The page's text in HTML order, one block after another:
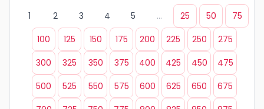
1
2 3 4 5 ... 25 50
75
100
125 150 175 200 225 250
275
300
325 350 375 400 425 450
475
500
525 550 575 600 625 650
675